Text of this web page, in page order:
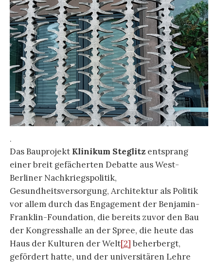
.
Das Bauprojekt Klinikum Steglitz entsprang
einer breit gefächerten Debatte aus West-
Berliner Nachkriegspolitik,
Gesundheitsversorgung, Architektur als Politik
vor allem durch das Engagement der Benjamin-
Franklin-Foundation, die bereits zuvor den Bau
der Kongresshalle an der Spree, die heute das
Haus der Kulturen der Welt[2] beherbergt,
gefördert hatte, und der universitären Lehre